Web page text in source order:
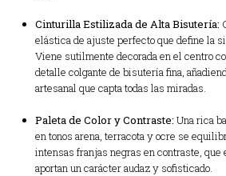
Cinturilla Estilizada de Alta Bisutería:
elástica de ajuste perfecto que define la
Viene sutilmente decorada en el centro
detalle colgante de bisutería fina,
artesanal que capta todas las miradas.
Paleta de Color y Contraste: Una rica
en tonos arena, terracota y ocre se
intensas franjas negras en contraste,
aportan un carácter audaz y sofisticado.